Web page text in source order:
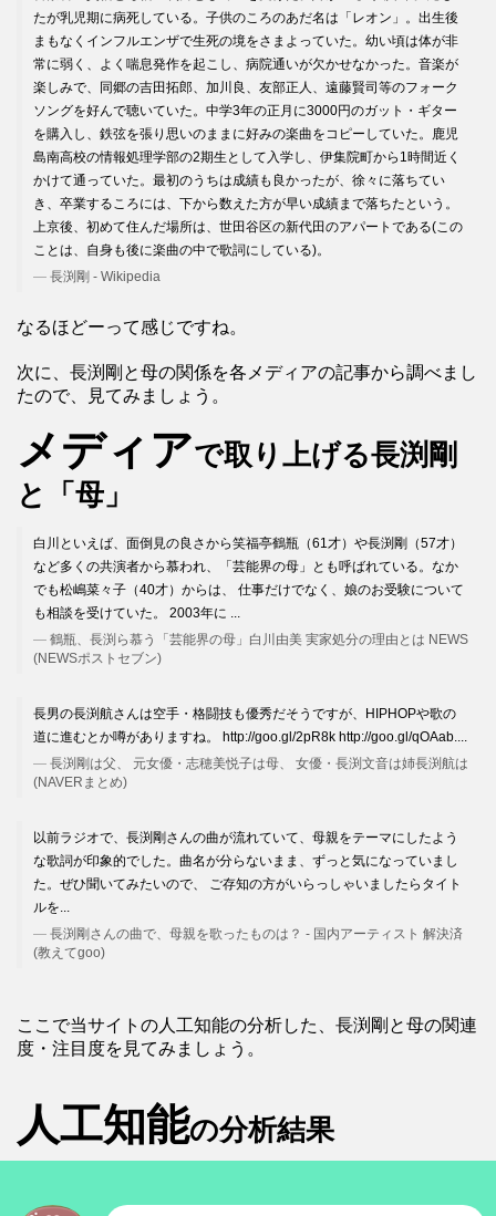
たが乳児期に病死している。子供のころのあだ名は「レオン」。出生後
まもなくインフルエンザで生死の境をさまよっていた。幼い頃は体が非
常に弱く、よく喘息発作を起こし、病院通いが欠かせなかった。音楽が
楽しみで、同郷の吉田拓郎、加川良、友部正人、遠藤賢司等のフォーク
ソングを好んで聴いていた。中学3年の正月に3000円のガット・ギター
を購入し、鉄弦を張り思いのままに好みの楽曲をコピーしていた。鹿児
島南高校の情報処理学部の2期生として入学し、伊集院町から1時間近く
かけて通っていた。最初のうちは成績も良かったが、徐々に落ちてい
き、卒業するころには、下から数えた方が早い成績まで落ちたという。
上京後、初めて住んだ場所は、世田谷区の新代田のアパートである(この
ことは、自身も後に楽曲の中で歌詞にしている)。
長渕剛 - Wikipedia
なるほどーって感じですね。
次に、長渕剛と母の関係を各メディアの記事から調べまし
たので、見てみましょう。
メディアで取り上げる長渕剛
と「母」
白川といえば、面倒見の良さから笑福亭鶴瓶（61才）や長渕剛（57才）
など多くの共演者から慕われ、「芸能界の母」とも呼ばれている。なか
でも松嶋菜々子（40才）からは、 仕事だけでなく、娘のお受験について
も相談を受けていた。 2003年に ...
鶴瓶、長渕ら慕う「芸能界の母」白川由美 実家処分の理由とは NEWS
(NEWSポストセブン)
長男の長渕航さんは空手・格闘技も優秀だそうですが、HIPHOPや歌の
道に進むとか噂がありますね。 http://goo.gl/2pR8k http://goo.gl/qOAab....
長渕剛は父、 元女優・志穂美悦子は母、 女優・長渕文音は姉長渕航は
(NAVERまとめ)
以前ラジオで、長渕剛さんの曲が流れていて、母親をテーマにしたよう
な歌詞が印象的でした。曲名が分らないまま、ずっと気になっていまし
た。ぜひ聞いてみたいので、 ご存知の方がいらっしゃいましたらタイト
ルを...
長渕剛さんの曲で、母親を歌ったものは？ - 国内アーティスト 解決済
(教えてgoo)
ここで当サイトの人工知能の分析した、長渕剛と母の関連
度・注目度を見てみましょう。
人工知能の分析結果